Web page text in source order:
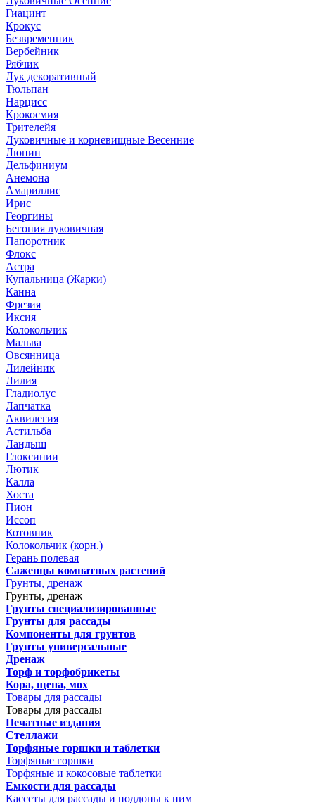
Гиацинт
Крокус
Безвременник
Вербейник
Рябчик
Лук декоративный
Тюльпан
Нарцисс
Крокосмия
Трителейя
Луковичные и корневищные Весенние
Люпин
Дельфиниум
Анемона
Амариллис
Ирис
Георгины
Бегония луковичная
Папоротник
Флокс
Астра
Купальница (Жарки)
Канна
Фрезия
Иксия
Колокольчик
Мальва
Овсянница
Лилейник
Лилия
Гладиолус
Лапчатка
Аквилегия
Астильба
Ландыш
Глоксинии
Лютик
Калла
Хоста
Пион
Иссоп
Котовник
Колокольчик (корн.)
Герань полевая
Саженцы комнатных растений
Грунты, дренаж
Грунты, дренаж
Грунты специализированные
Грунты для рассады
Компоненты для грунтов
Грунты универсальные
Дренаж
Торф и торфобрикеты
Кора, щепа, мох
Товары для рассады
Товары для рассады
Печатные издания
Стеллажи
Торфяные горшки и таблетки
Торфяные горшки
Торфяные и кокосовые таблетки
Емкости для рассады
Кассеты для рассады и поддоны к ним